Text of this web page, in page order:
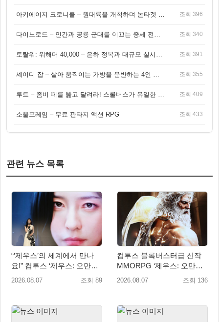
조회 396
조회 340
조회 391
조회 355
조회 409
소울프레임 – 무료 판타지 액션 RPG 조회 433
관련 뉴스 목록
“’제우스’의 세계에서 만나
요!” 컴투스 ‘제우스: 오만의
신’ 쇼케이스 찾은 배우 박지
2026.08.07 조회 89
컴투스 블록버스터급 신작
MMORPG ‘제우스: 오만의
신’, 8월 26일 출시!
2026.08.07 조회 136